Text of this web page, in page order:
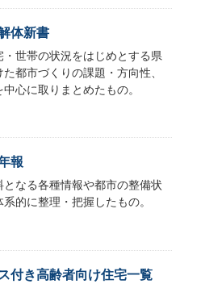
体新書
世帯の状況をはじめとする県
都市づくりの課題・方向性、
心に取りまとめたもの。
報
なる各種情報や都市の整備状
的に整理・把握したもの。
付き高齢者向け住宅一覧